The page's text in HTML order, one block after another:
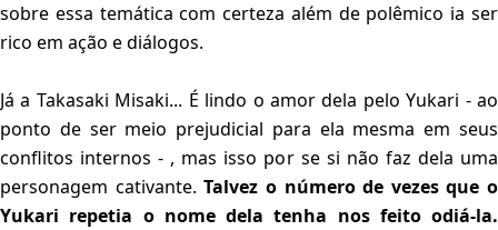
sobre essa temática com certeza além de polêmico ia ser
rico em ação e diálogos.
Já a Takasaki Misaki... É lindo o amor dela pelo Yukari - ao
ponto de ser meio prejudicial para ela mesma em seus
conflitos internos - , mas isso por se si não faz dela uma
personagem cativante.Talvez o número de vezes que o
Yukari repetia o nome dela tenha nos feito odiá-la.